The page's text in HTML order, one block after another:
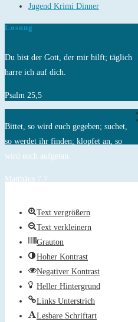
Jugend Krimi Dinner
Losung
Du bist der Gott, der mir hilft; täglich
harre ich auf dich.
Psalm 25,5
Bittet, so wird euch gegeben; suchet,
so werdet ihr finden; klopfet an, so
wird euch aufgetan.
Matthäus 7,7
Text vergrößern
Text verkleinern
Grauton
Hoher Kontrast
Negativer Kontrast
Heller Hintergrund
Links Unterstrich
Lesbare Schriftart